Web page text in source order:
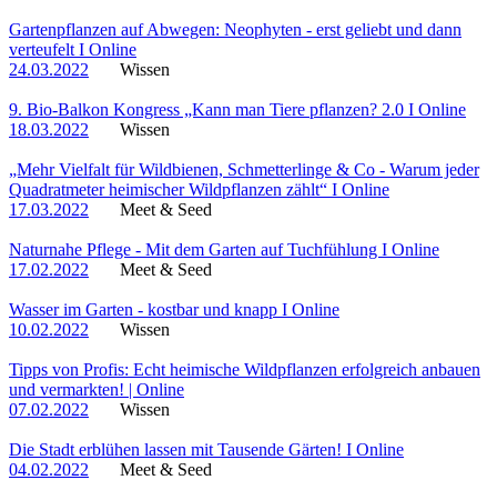
Gartenpflanzen auf Abwegen: Neophyten - erst geliebt und dann
verteufelt I Online
24.03.2022
Wissen
9. Bio-Balkon Kongress „Kann man Tiere pflanzen? 2.0 I Online
18.03.2022
Wissen
„Mehr Vielfalt für Wildbienen, Schmetterlinge & Co - Warum jeder
Quadratmeter heimischer Wildpflanzen zählt“ I Online
17.03.2022
Meet & Seed
Naturnahe Pflege - Mit dem Garten auf Tuchfühlung I Online
17.02.2022
Meet & Seed
Wasser im Garten - kostbar und knapp I Online
10.02.2022
Wissen
Tipps von Profis: Echt heimische Wildpflanzen erfolgreich anbauen
und vermarkten! | Online
07.02.2022
Wissen
Die Stadt erblühen lassen mit Tausende Gärten! I Online
04.02.2022
Meet & Seed